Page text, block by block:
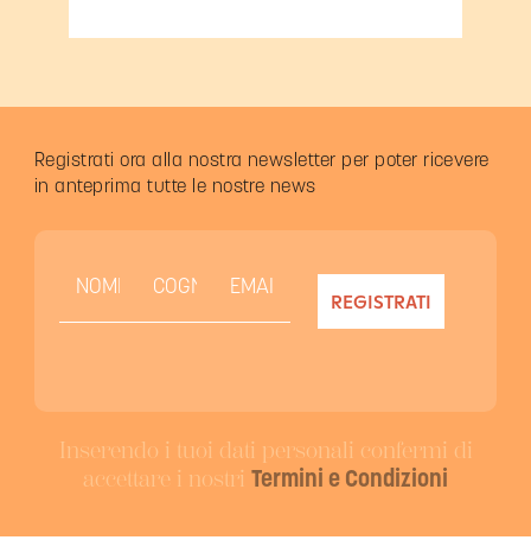
Registrati ora alla nostra newsletter per poter ricevere
in anteprima tutte le nostre news
Inserendo i tuoi dati personali confermi di
accettare i nostri Termini e Condizioni